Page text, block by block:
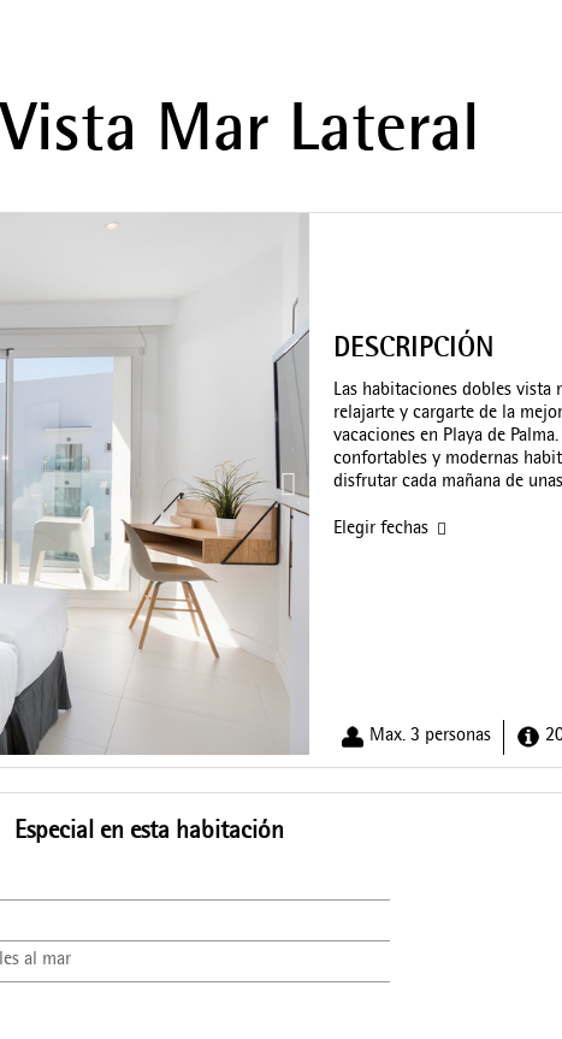
Mar Lateral
Max. 3 personas
DESCRIPCIÓN
Las habitaciones dobles vista
relajarte y cargarte de la
vacaciones en Playa de
confortables y modernas
disfrutar cada mañana de
Elegir fechas
Especial en esta habitación
al mar